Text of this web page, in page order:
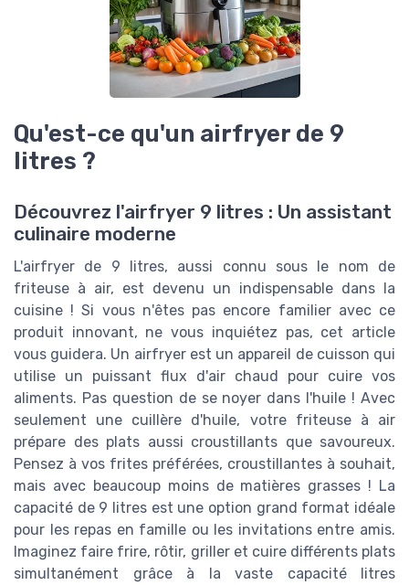
Qu'est-ce qu'un airfryer de 9
litres ?
Découvrez l'airfryer 9 litres : Un assistant
culinaire moderne
L'airfryer de 9 litres, aussi connu sous le nom de
friteuse à air, est devenu un indispensable dans la
cuisine ! Si vous n'êtes pas encore familier avec ce
produit innovant, ne vous inquiétez pas, cet article
vous guidera. Un airfryer est un appareil de cuisson qui
utilise un puissant flux d'air chaud pour cuire vos
aliments. Pas question de se noyer dans l'huile ! Avec
seulement une cuillère d'huile, votre friteuse à air
prépare des plats aussi croustillants que savoureux.
Pensez à vos frites préférées, croustillantes à souhait,
mais avec beaucoup moins de matières grasses ! La
capacité de 9 litres est une option grand format idéale
pour les repas en famille ou les invitations entre amis.
Imaginez faire frire, rôtir, griller et cuire différents plats
simultanément grâce à la vaste capacité litres